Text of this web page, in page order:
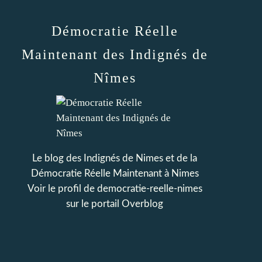
Démocratie Réelle
Maintenant des Indignés de
Nîmes
Le blog des Indignés de Nimes et de la
Démocratie Réelle Maintenant à Nimes
Voir le profil de democratie-reelle-nimes
sur le portail Overblog